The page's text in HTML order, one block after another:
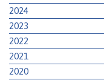
2024
2023
2022
2021
2020